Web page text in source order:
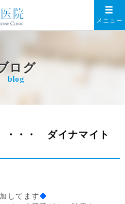
メニュー
ログ
blog
・・・ ダイナマイト
してます◆